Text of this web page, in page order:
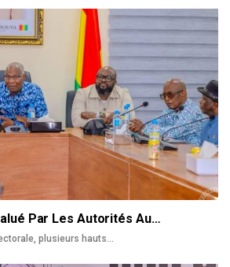
Par Les Autorités Au…
plusieurs hauts…